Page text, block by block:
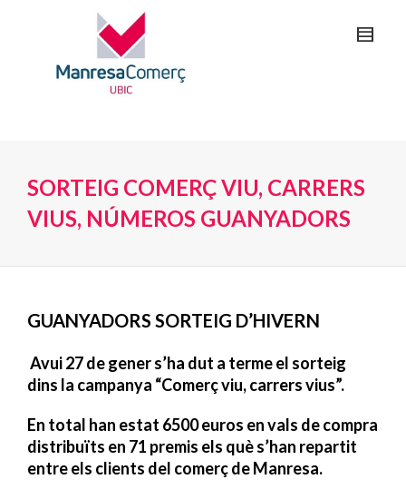
SORTEIG COMERÇ VIU, CARRERS
VIUS, NÚMEROS GUANYADORS
GUANYADORS SORTEIG D’HIVERN
Avui 27 de gener s’ha dut a terme el sorteig
dins la campanya “Comerç viu, carrers vius”.
En total han estat 6500 euros en vals de compra
distribuïts en 71 premis els què s’han repartit
entre els clients del comerç de Manresa.